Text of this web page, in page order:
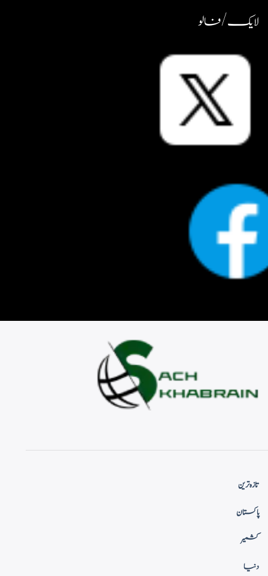
لایک / فالو
تازہ ترین
پاکستان
کشمیر
دنیا